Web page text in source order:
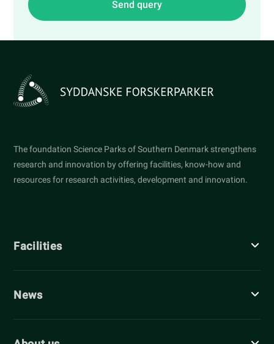
The foundation Science Parks of Southern Denmark strengthens
research and innovation by offering facilities, know-how and
resources for research activities, development and innovation.
Facilities
News